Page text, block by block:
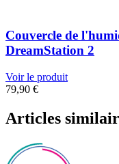
Couvercle de
DreamStation 2
Voir le produit
79,90 €
Articles